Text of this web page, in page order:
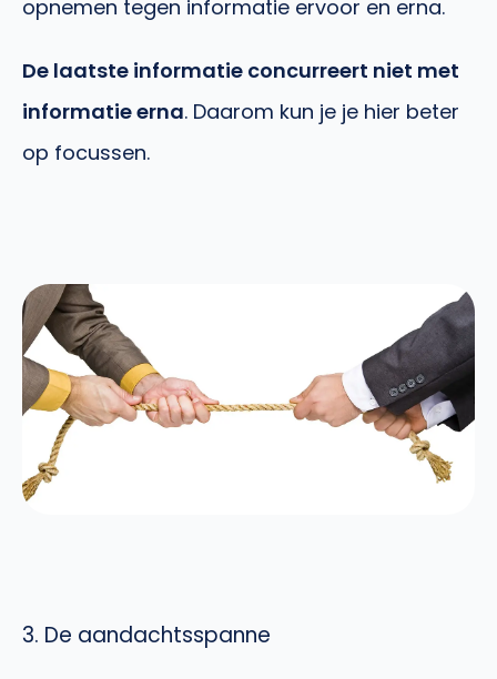
opnemen tegen informatie ervoor en erna.
De laatste informatie concurreert niet met
informatie erna. Daarom kun je je hier beter
op focussen.
3. De aandachtsspanne